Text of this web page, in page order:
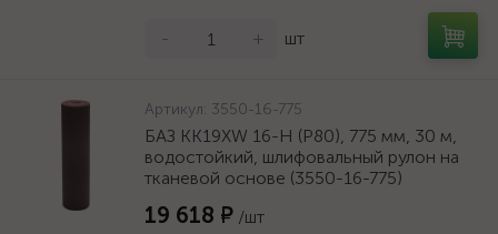
- + шт
Артикул: 3550-16-775
БАЗ KK19XW 16-H (Р80), 775 мм, 30 м,
водостойкий, шлифовальный рулон на
тканевой основе (3550-16-775)
19 618 ₽ /шт